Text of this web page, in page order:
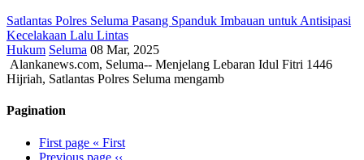
Satlantas Polres Seluma Pasang Spanduk Imbauan untuk Antisipasi
Kecelakaan Lalu Lintas
Hukum Seluma 08 Mar, 2025
Alankanews.com, Seluma-- Menjelang Lebaran Idul Fitri 1446
Hijriah, Satlantas Polres Seluma mengamb
Pagination
First page « First
Previous page ‹‹